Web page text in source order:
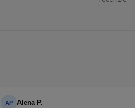
AP Alena P.